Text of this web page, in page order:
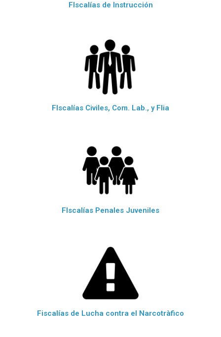
FIscalías de Instrucción
FIscalías Civiles, Com. Lab., y Flia
FIscalías Penales Juveniles
Fiscalías de Lucha contra el Narcotràfico